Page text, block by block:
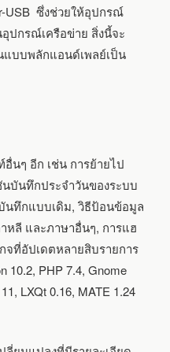
USB ซึ่งช่วยให้อุปกรณ์
ปกรณ์เครือข่าย สิ่งนี้จะ
แบบพลักแอนด์เพลย์เป็น
นๆ อีก เช่น การย้ายไป
นบันทึกประจำวันของระบบ
นทึกแบบเดิม, วิธีป้อนข้อมูล
หลี และภาษาอื่นๆ, การแฮ
จที่อัปเดตหลายสิบรายการ
10.2, PHP 7.4, Gnome
LXQt 0.16, MATE 1.24